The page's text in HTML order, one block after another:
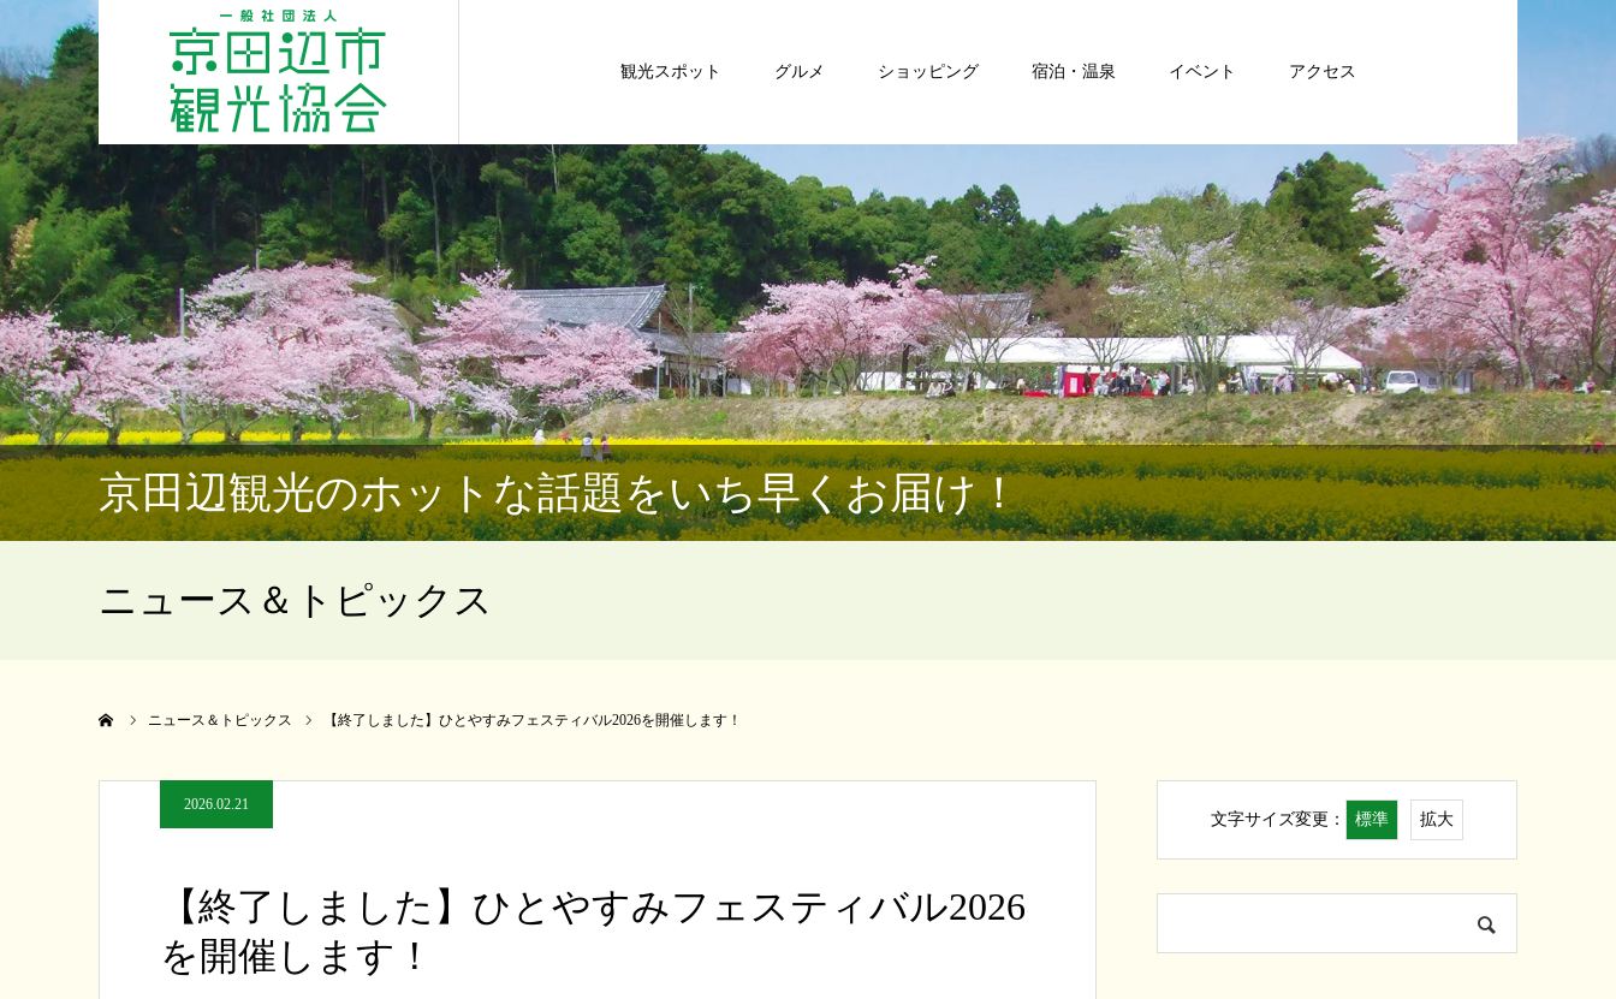
観光スポット グルメ ショッピング 宿泊・温泉 イベント アクセス
京田辺観光のホットな話題をいち早くお届け！
ニュース＆トピックス
ニュース＆トピックス 【終了しました】ひとやすみフェスティバル2026を開催します！
2026.02.21
【終了しました】ひとやすみフェスティバル2026
を開催します！
文字サイズ変更： 標準 拡大